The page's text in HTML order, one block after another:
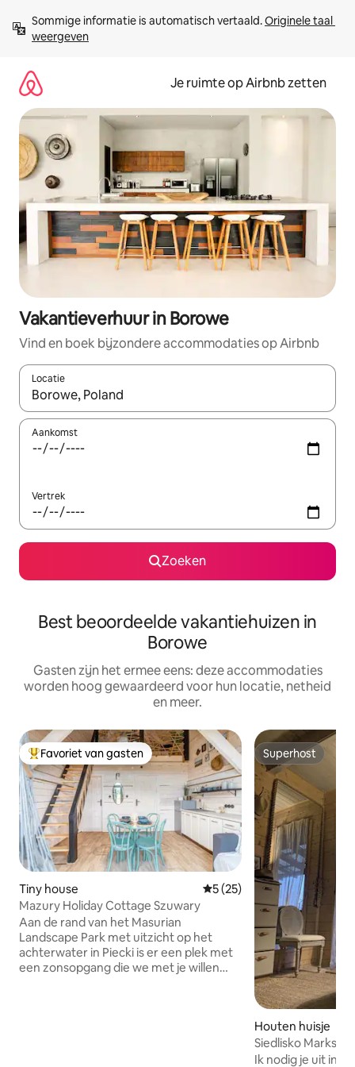
direct
naar
Sommige informatie is automatisch vertaald. Originele taal
weergeven
Je ruimte op Airbnb zetten
Vakantieverhuur in Borowe
Vind en boek bijzondere accommodaties op Airbnb
Locatie
Wanneer er suggesties beschikbaar zijn, maak je een keuze
Aankomst
Vertrek
Zoeken
Best beoordeelde vakantiehuizen in
Borowe
Gasten zijn het ermee eens: deze accommodaties
worden hoog gewaardeerd voor hun locatie, netheid
en meer.
Topfavoriet van gasten
Favoriet van gasten
Tiny house Gemiddelde beoordeling
5 (25)
Mazury Holiday Cottage Szuwary
Aan de rand van het Masurian
Landscape Park met uitzicht op het
achterwater in Piecki is er een plek met
een zonsopgang die we met je willen
Superhost
Superhost
Houten huisje
Siedlisko
Ik nodig je uit in